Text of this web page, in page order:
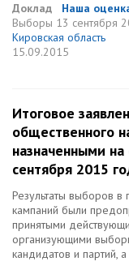
Доклад
Наша
Выборы 13 сентября
Кировская область
15.09.2015
Итоговое
общественного
назначенными
сентября 2015
Результаты выборов
кампаний были
принятыми
организующими
кандидатов и партий,